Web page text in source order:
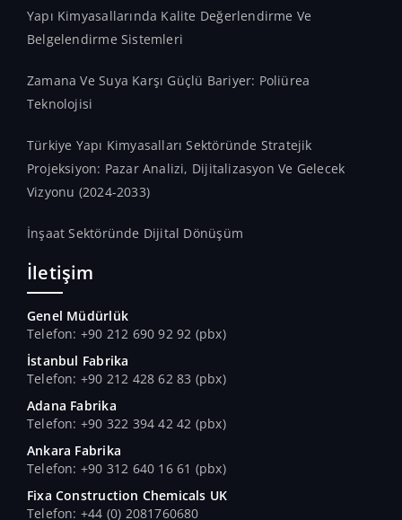
Yapı Kimyasallarında Kalite Değerlendirme Ve
Belgelendirme Sistemleri
Zamana Ve Suya Karşı Güçlü Bariyer: Poliürea
Teknolojisi
Türkiye Yapı Kimyasalları Sektöründe Stratejik
Projeksiyon: Pazar Analizi, Dijitalizasyon Ve Gelecek
Vizyonu (2024-2033)
İnşaat Sektöründe Dijital Dönüşüm
İletişim
Genel Müdürlük
Telefon: +90 212 690 92 92 (pbx)
İstanbul Fabrika
Telefon: +90 212 428 62 83 (pbx)
Adana Fabrika
Telefon: +90 322 394 42 42 (pbx)
Ankara Fabrika
Telefon: +90 312 640 16 61 (pbx)
Fixa Construction Chemicals UK
Telefon: +44 (0) 2081760680